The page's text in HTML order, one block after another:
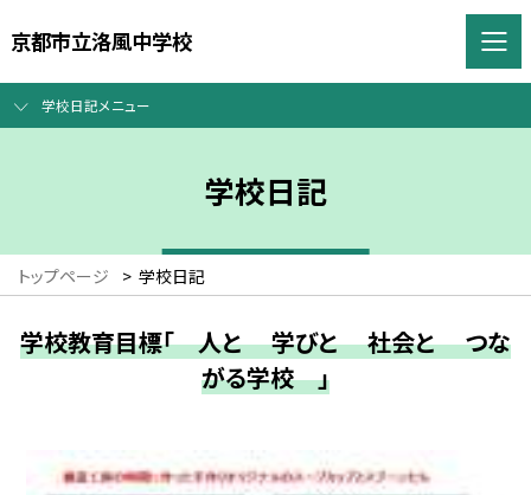
京都市立洛風中学校
学校日記メニュー
学校日記
トップページ > 学校日記
学校教育目標「 人と 学びと 社会と つな
がる学校 」